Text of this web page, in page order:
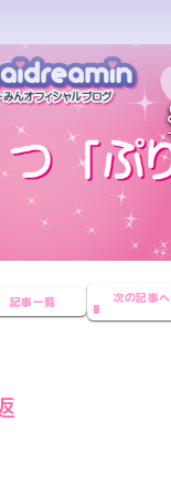
記事一覧 次の記事へ